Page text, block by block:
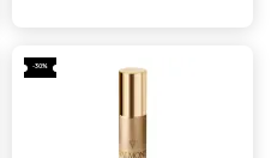
-30%